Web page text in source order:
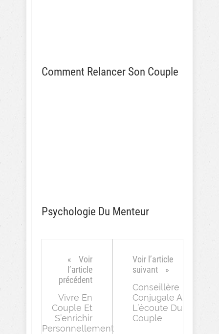
Comment Relancer Son Couple
Psychologie Du Menteur
Voir
l’article
précédent
Vivre En
Couple Et
S’enrichir
Personnellement
Voir l’article
suivant
Conseillère
Conjugale A
L’écoute Du
Couple